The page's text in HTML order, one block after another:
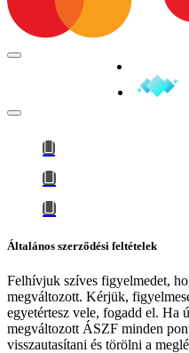
Általános szerződési feltételek
Felhívjuk szíves figyelmedet,
megváltozott. Kérjük,
egyetértesz vele, fogadd el. Ha
megváltozott ÁSZF minden
visszautasítani és törölni a